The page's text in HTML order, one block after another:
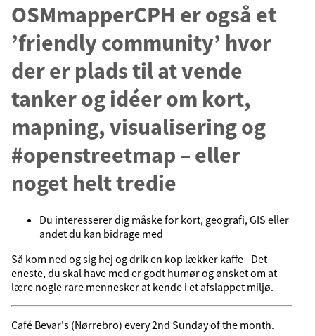
OSMmapperCPH er også et
’friendly community’ hvor
der er plads til at vende
tanker og idéer om kort,
mapning, visualisering og
#openstreetmap – eller
noget helt tredie
Du interesserer dig måske for kort, geografi, GIS eller
andet du kan bidrage med
Så kom ned og sig hej og drik en kop lækker kaffe - Det
eneste, du skal have med er godt humør og ønsket om at
lære nogle rare mennesker at kende i et afslappet miljø.
Café Bevar's (Nørrebro) every 2nd Sunday of the month.